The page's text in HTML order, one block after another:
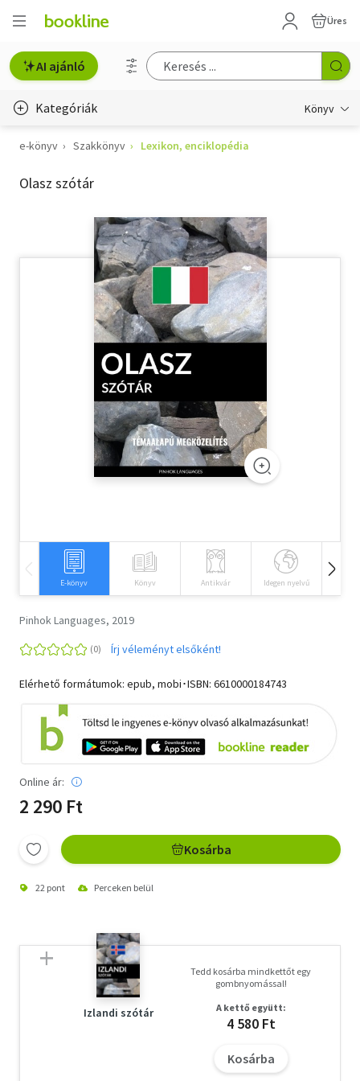
Üres
AI ajánló
Kategóriák Könyv
Életmód, egészség
Erotika
Gyermek- és ifjúsági
Hobbi, szabadidő
Szótár, nyelvkönyv
Tankönyv, segédkönyv
Társadalomtudomány
e-könyv Szakkönyv Lexikon, enciklopédia
Olasz szótár
E-könyv Könyv Antikvár Idegen nyelvű
Pinhok Languages, 2019
Írj véleményt elsőként!
Elérhető formátumok: epub, mobi･ISBN: 6610000184743
Online ár:
2 290 Ft
Kosárba
22 pont Perceken belül
Izlandi szótár
Tedd kosárba mindkettőt egy
gombnyomással!
A kettő együtt:
4 580 Ft
Kosárba